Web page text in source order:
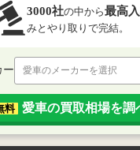
3000社の中から最高
みとやり取りで完結。
ー 愛車のメーカーを選択
料 愛車の買取相場を調